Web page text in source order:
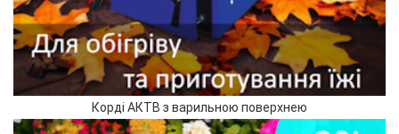
Корді АКТВ з варильною поверхнею